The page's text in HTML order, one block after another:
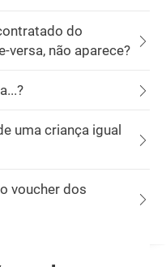
do
versa, não aparece?
uma criança igual
voucher dos